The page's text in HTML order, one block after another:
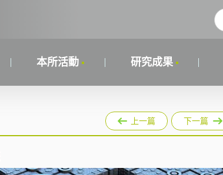
本所活動 研究成果
上一篇 下一篇